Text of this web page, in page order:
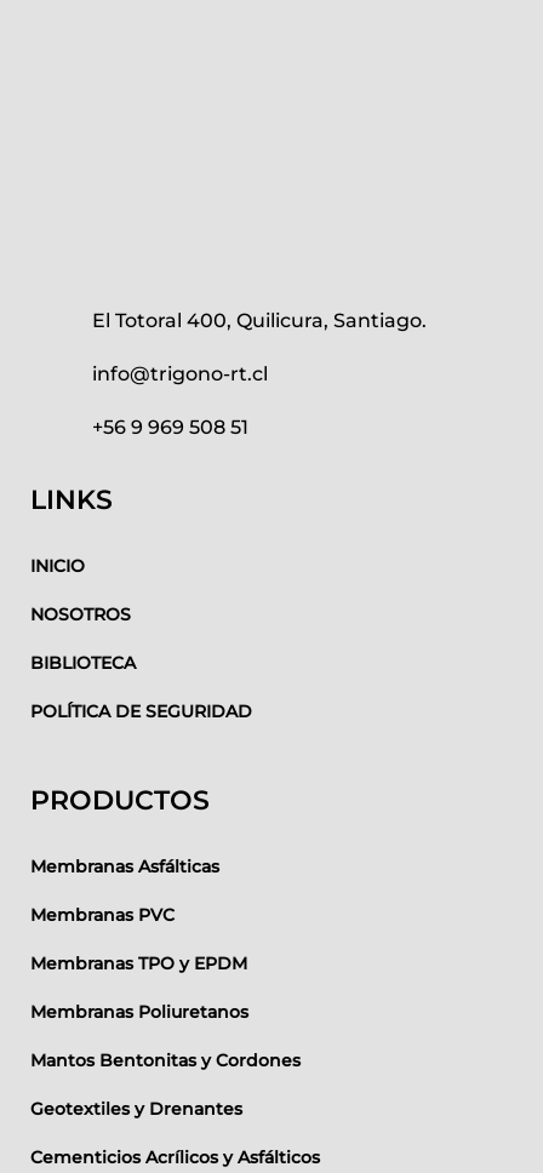
El Totoral 400, Quilicura, Santiago.
info@trigono-rt.cl
+56 9 969 508 51
LINKS
INICIO
NOSOTROS
BIBLIOTECA
POLÍTICA DE SEGURIDAD
PRODUCTOS
Membranas Asfálticas
Membranas PVC
Membranas TPO y EPDM
Membranas Poliuretanos
Mantos Bentonitas y Cordones
Geotextiles y Drenantes
Cementicios Acrílicos y Asfálticos